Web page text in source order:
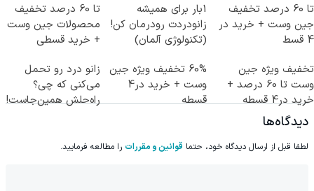
تا 60 درصد تخفیف
جین وست + خرید در
4 قسط
1بار برای همیشه
زانودردت رودرمان کن!
(تکنولوژی آلمان)
تا 60 درصد تخفیف
محصولات جین وست
+ خرید قسطی
تخفیف ویژه جین
وست تا 60 درصد +
خرید در4 قسطه
60% تخفیف ویژه جین
وست + خرید در4
قسطه
زانو درد رو تحمل
می‌کنی که چی؟
راه‌حلش همین‌جاست!
دیدگاه‌ها
لطفا قبل از ارسال دیدگاه خود، حتما قوانین و مقررات را مطالعه فرمایید.